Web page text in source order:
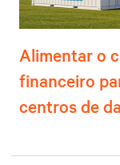
Alimentar o
financeiro
centros de